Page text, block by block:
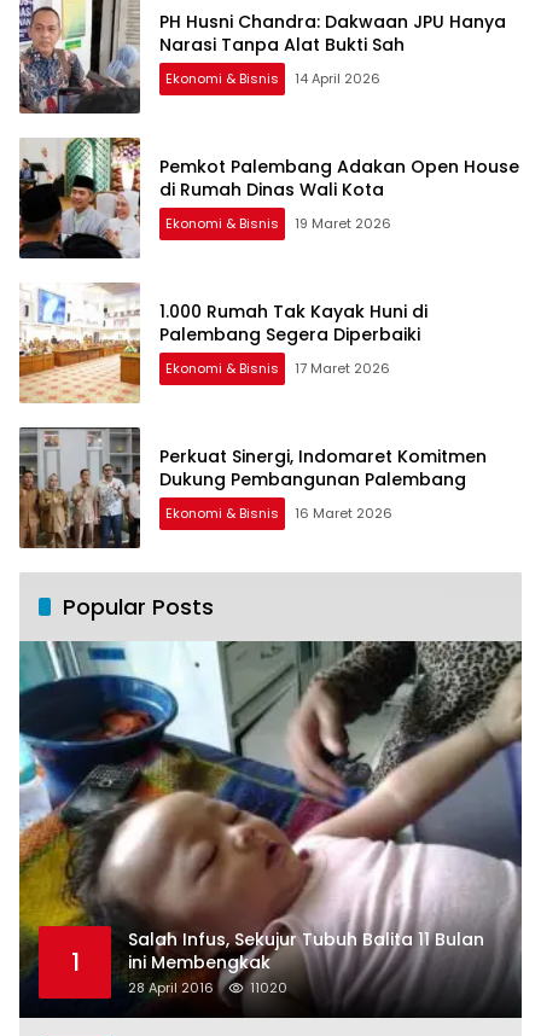
PH Husni Chandra: Dakwaan JPU Hanya
Narasi Tanpa Alat Bukti Sah
Ekonomi & Bisnis 14 April 2026
Pemkot Palembang Adakan Open House
di Rumah Dinas Wali Kota
Ekonomi & Bisnis 19 Maret 2026
1.000 Rumah Tak Kayak Huni di
Palembang Segera Diperbaiki
Ekonomi & Bisnis 17 Maret 2026
Perkuat Sinergi, Indomaret Komitmen
Dukung Pembangunan Palembang
Ekonomi & Bisnis 16 Maret 2026
Popular Posts
1
Salah Infus, Sekujur Tubuh Balita 11 Bulan
ini Membengkak
28 April 2016 11020